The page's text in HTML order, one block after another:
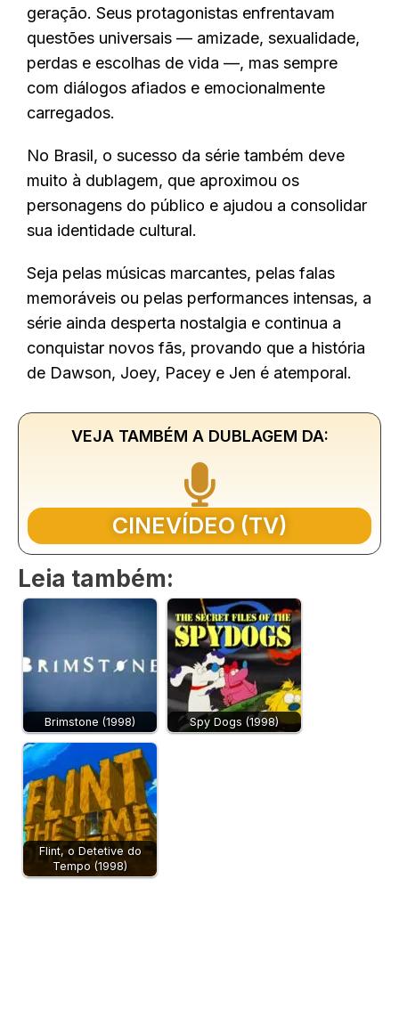
geração. Seus protagonistas enfrentavam
questões universais — amizade, sexualidade,
perdas e escolhas de vida —, mas sempre
com diálogos afiados e emocionalmente
carregados.
No Brasil, o sucesso da série também deve
muito à dublagem, que aproximou os
personagens do público e ajudou a consolidar
sua identidade cultural.
Seja pelas músicas marcantes, pelas falas
memoráveis ou pelas performances intensas, a
série ainda desperta nostalgia e continua a
conquistar novos fãs, provando que a história
de Dawson, Joey, Pacey e Jen é atemporal.
VEJA TAMBÉM A DUBLAGEM DA:
CINEVÍDEO (TV)
Leia também:
Brimstone (1998) Spy Dogs (1998)
Flint, o Detetive do
Tempo (1998)